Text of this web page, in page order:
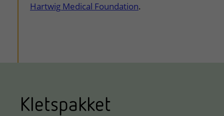
Hartwig Medical Foundation.
Kletspakket